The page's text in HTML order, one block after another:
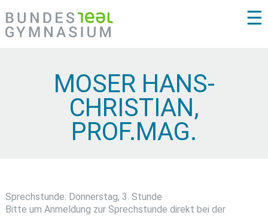
☰
MOSER HANS-
CHRISTIAN,
PROF.MAG.
Sprechstunde: Donnerstag, 3. Stunde
Bitte um Anmeldung zur Sprechstunde direkt bei der